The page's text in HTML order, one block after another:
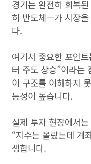
경기는 완전히 회복
히 반도체—가 시장을
다.
여기서 중요한 포인
터 주도 상승”이라는
이 구조를 이해하지
능성이 높습니다.
실제 투자 현장에서는
“지수는 올랐는데 계
생합니다.